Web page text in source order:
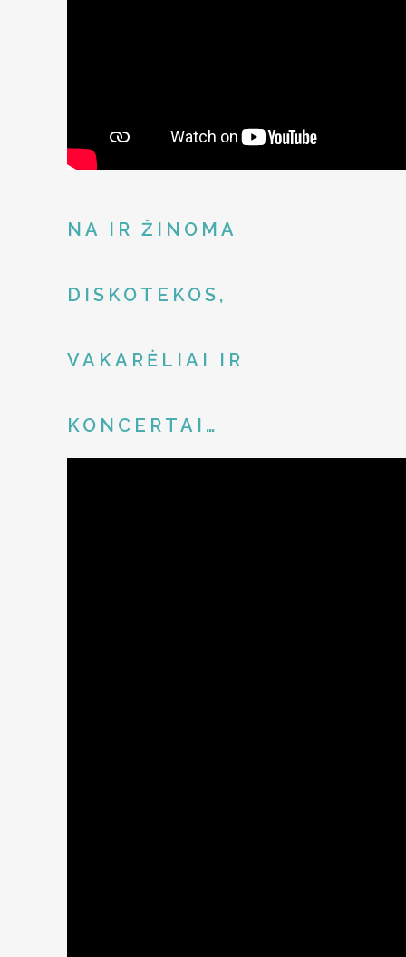
NA IR ŽINOMA
DISKOTEKOS,
VAKARĖLIAI IR
KONCERTAI…